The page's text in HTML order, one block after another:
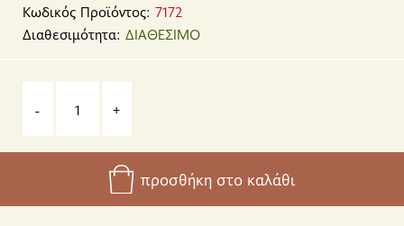
Κωδικός Προϊόντος: 7172
Διαθεσιμότητα: ΔΙΑΘΕΣΙΜΟ
- +
προσθήκη στο καλάθι